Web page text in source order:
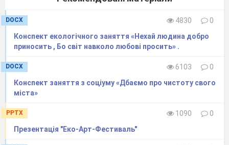
вулицях для збирання сміття (Урни)
Які шкідливі речовини утворюються в
результаті передозування азотних добрив.
За назвою якого дерева названий
місяць року? Це дерево цвіте найпізніше.(Липа
– липень).
Морем, морем золота тарілка плаває. (
Сонце )
DOCX 4830
0
Конспект екологічного заняття «Нехай людина добро
приносить , Бо світ навколо любові просить» .
DOCX 6103
0
Конспект заняття з соціуму «Дбаємо про чистоту свого
міста»
PPTX 1090
0
Презентація "Еко-Арт-Фестиваль"